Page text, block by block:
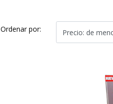
Ordenar por: